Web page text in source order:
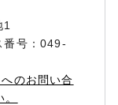
号：049-
のお問い合